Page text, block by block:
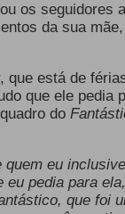
os seguidores
da sua
que está de
que ele pedia
do
quem eu
eu pedia para
que foi